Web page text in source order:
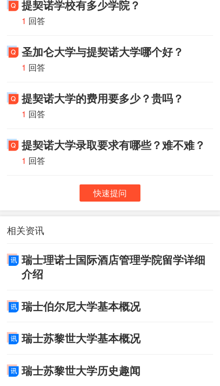
提契诺学校有多少学院？
1 回答
圣加仑大学与提契诺大学哪个好？
1 回答
提契诺大学的费用要多少？贵吗？
1 回答
提契诺大学录取要求有哪些？难不难？
1 回答
快速提问
相关资讯
瑞士理诺士国际酒店管理学院留学详细
介绍
瑞士伯尔尼大学基本概况
瑞士苏黎世大学基本概况
瑞士苏黎世大学历史趣闻